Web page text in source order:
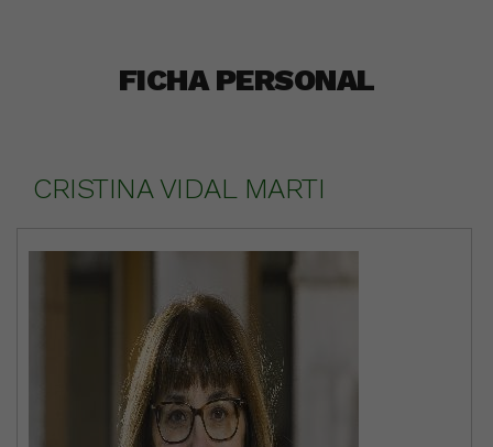
FICHA PERSONAL
CRISTINA VIDAL MARTI